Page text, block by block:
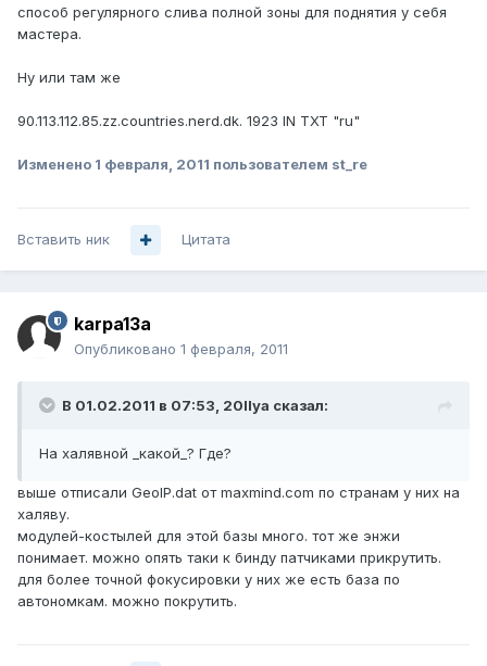
способ регулярного слива полной зоны для поднятия у себя
мастера.
Ну или там же
90.113.112.85.zz.countries.nerd.dk. 1923 IN TXT "ru"
Изменено 1 февраля, 2011 пользователем st_re
Вставить ник Цитата
karpa13a
Опубликовано 1 февраля, 2011
В 01.02.2011 в 07:53, 20Ilya сказал:
На халявной _какой_? Где?
выше отписали GeoIP.dat от maxmind.com по странам у них на
халяву.
модулей-костылей для этой базы много. тот же энжи
понимает. можно опять таки к бинду патчиками прикрутить.
для более точной фокусировки у них же есть база по
автономкам. можно покрутить.